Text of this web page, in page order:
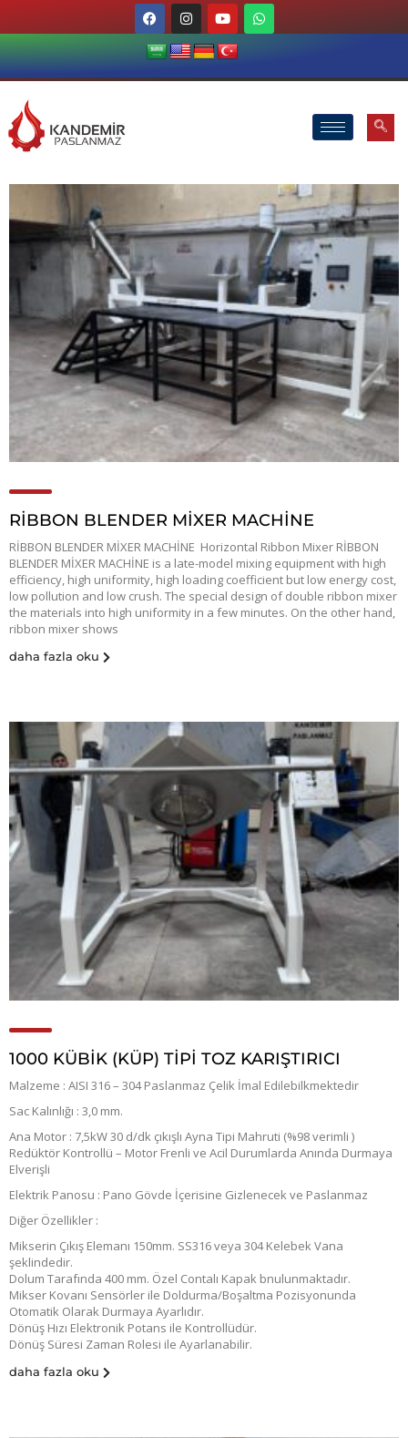
RİBBON BLENDER MİXER MACHİNE
RİBBON BLENDER MİXER MACHİNE Horizontal Ribbon Mixer RİBBON
BLENDER MİXER MACHİNE is a late-model mixing equipment with high
efficiency, high uniformity, high loading coefficient but low energy cost,
low pollution and low crush. The special design of double ribbon mixer
the materials into high uniformity in a few minutes. On the other hand,
ribbon mixer shows
daha fazla oku
1000 KÜBİK (KÜP) TİPİ TOZ KARIŞTIRICI
Malzeme : AISI 316 – 304 Paslanmaz Çelik İmal Edilebilkmektedir
Sac Kalınlığı : 3,0 mm.
Ana Motor : 7,5kW 30 d/dk çıkışlı Ayna Tipi Mahruti (%98 verimli )
Redüktör Kontrollü – Motor Frenli ve Acil Durumlarda Anında Durmaya
Elverişli
Elektrik Panosu : Pano Gövde İçerisine Gizlenecek ve Paslanmaz
Diğer Özellikler :
Mikserin Çıkış Elemanı 150mm. SS316 veya 304 Kelebek Vana
şeklindedir.
Dolum Tarafında 400 mm. Özel Contalı Kapak bnulunmaktadır.
Mikser Kovanı Sensörler ile Doldurma/Boşaltma Pozisyonunda
Otomatik Olarak Durmaya Ayarlıdır.
Dönüş Hızı Elektronik Potans ile Kontrollüdür.
Dönüş Süresi Zaman Rolesi ile Ayarlanabilir.
daha fazla oku